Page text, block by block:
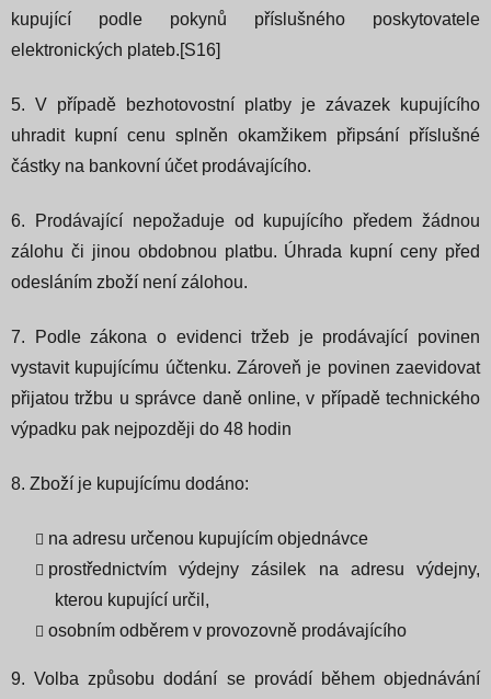
kupující podle pokynů příslušného poskytovatele
elektronických plateb.[S16]
5. V případě bezhotovostní platby je závazek kupujícího
uhradit kupní cenu splněn okamžikem připsání příslušné
částky na bankovní účet prodávajícího.
6. Prodávající nepožaduje od kupujícího předem žádnou
zálohu či jinou obdobnou platbu. Úhrada kupní ceny před
odesláním zboží není zálohou.
7. Podle zákona o evidenci tržeb je prodávající povinen
vystavit kupujícímu účtenku. Zároveň je povinen zaevidovat
přijatou tržbu u správce daně online, v případě technického
výpadku pak nejpozději do 48 hodin
8. Zboží je kupujícímu dodáno:
na adresu určenou kupujícím objednávce
prostřednictvím výdejny zásilek na adresu výdejny,
kterou kupující určil,
osobním odběrem v provozovně prodávajícího
9.Volba způsobu dodání se provádí během objednávání